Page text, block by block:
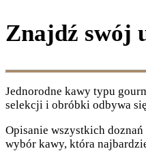
Znajdź swój
Jednorodne kawy typu
selekcji i obróbki odbywa
Opisanie wszystkich
wybór kawy, która